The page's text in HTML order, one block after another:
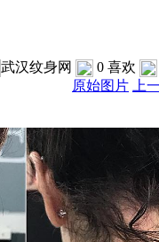
武汉纹身网 0 喜欢
原始图片
上